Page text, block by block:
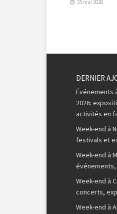
25 mai 2026
DERNIER
Événements
2026:
activités en
Week-end à
festivals et
Week-end à
événements,
Week-end à
concerts,
Week-end à